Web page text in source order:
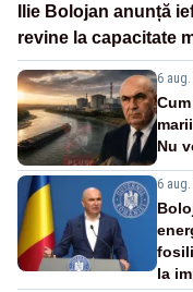
Ilie Bolojan anunță
revine la capacitate
6
Nu
6 aug.
la